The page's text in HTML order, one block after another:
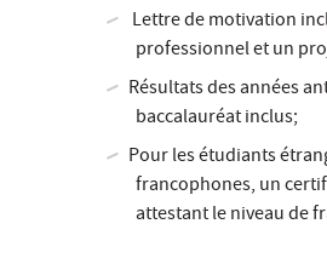
Lettre de motivation
professionnel et un
Résultats des années
baccalauréat inclus;
Pour les étudiants
francophones, un
attestant le niveau de